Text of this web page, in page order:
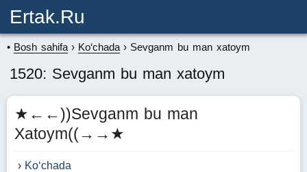
Ertak.ru
Bosh sahifa Ko‘chada Sevganm bu man xatoym
1520: Sevganm bu man xatoym
★←←))Sevganm bu man
Xatoym((→→★
Ko‘chada